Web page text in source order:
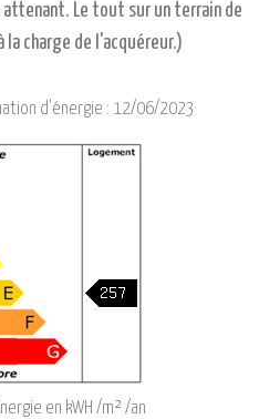
attenant. Le tout sur un terrain de
la charge de l'acquéreur.)
d'énergie : 12/06/2023
en kWH /m² /an